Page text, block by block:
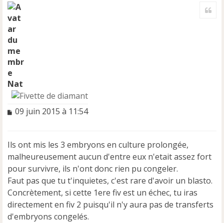
Nat
M
a
g
e
n
o
n
l
u
09 juin 2015 à 11:54
Ils ont mis les 3 embryons en culture prolongée,
malheureusement aucun d'entre eux n'etait assez fort
pour survivre, ils n'ont donc rien pu congeler.
Faut pas que tu t'inquietes, c'est rare d'avoir un blasto.
Concrètement, si cette 1ere fiv est un échec, tu iras
directement en fiv 2 puisqu'il n'y aura pas de transferts
d'embryons congelés.